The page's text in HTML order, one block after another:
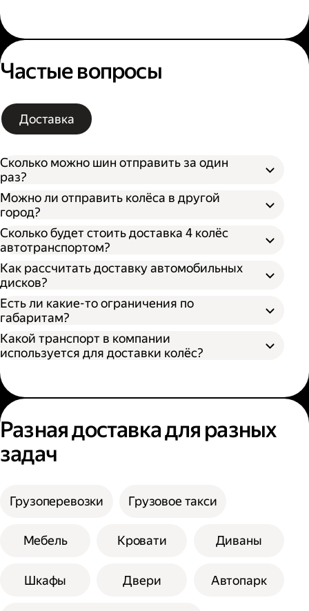
Частые вопросы
Доставка
Сколько можно шин отправить за один
раз?
Можно ли отправить колёса в другой
город?
Открыть приложение Яндекс Go или
сайт
Выбрать подходящий тариф;
Ввести данные в поля «Откуда» и «Куда»;
Ввести контакты получателя и
отправителя;
Подтвердить заказ.
Сколько будет стоить доставка 4 колёс
автотранспортом?
Как рассчитать доставку автомобильных
дисков?
В приложении Яндекс Go;
На сайте Яндекс Доставки.
Выберите тариф;
Введите необходимую информацию;
Укажите, нужны ли дополнительные
Выберите способ оплаты.
Есть ли какие-то ограничения по
габаритам?
Диаметр не более 200 см, если выбрана
Высота не более 100 см.
см при выборе помощи одного грузчика, а
допустимая сумма сторон 300 см, а вес
Какой транспорт в компании
используется для доставки колёс?
Разная доставка для разных
задач
Грузоперевозки Грузовое такси
Мебель Кровати Диваны
Шкафы Двери Автопарк